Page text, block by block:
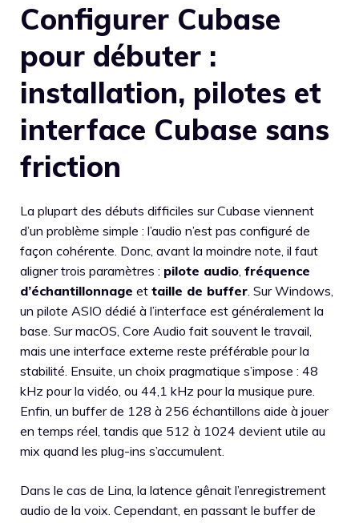
Configurer Cubase
pour débuter :
installation, pilotes et
interface Cubase sans
friction
La plupart des débuts difficiles sur Cubase viennent
d’un problème simple : l’audio n’est pas configuré de
façon cohérente. Donc, avant la moindre note, il faut
aligner trois paramètres : pilote audio, fréquence
d’échantillonnage et taille de buffer. Sur Windows,
un pilote ASIO dédié à l’interface est généralement la
base. Sur macOS, Core Audio fait souvent le travail,
mais une interface externe reste préférable pour la
stabilité. Ensuite, un choix pragmatique s’impose : 48
kHz pour la vidéo, ou 44,1 kHz pour la musique pure.
Enfin, un buffer de 128 à 256 échantillons aide à jouer
en temps réel, tandis que 512 à 1024 devient utile au
mix quand les plug-ins s’accumulent.
Dans le cas de Lina, la latence gênait l’enregistrement
audio de la voix. Cependant, en passant le buffer de